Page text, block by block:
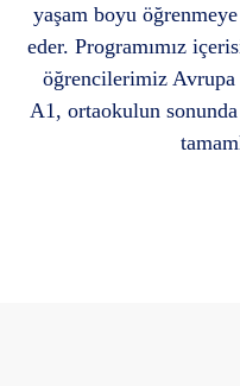
yaşam boyu
eder. Programımız
öğrencilerimiz
A1, ortaokulun